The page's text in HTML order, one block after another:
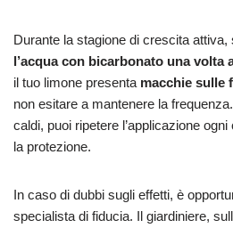
Durante la stagione di crescita attiva,
l’acqua con bicarbonato una volta
il tuo limone presenta macchie sulle
non esitare a mantenere la
caldi, puoi ripetere l’applicazione
la protezione.
In caso di dubbi sugli effetti, è
specialista di fiducia. Il giardiniere,